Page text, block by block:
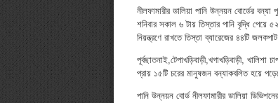
নীলফামারীর ডালিয়া পানি উন্নয়ন বোর্ডের
শনিবার সকাল ৬ টায় তিস্তার পানি বৃদ্ধি পেয়ে
নিয়ন্ত্রণে রাখতে তিস্তা ব্যারেজের ৪৪টি
পূর্বছাতনাই,টেপাখড়িবাড়ী,খগাখড়িবাড়ী,
প্রায় ১৫টি চরের মানুষজন বন্যাকবলিত হয়ে
পানি উন্নয়ন বোর্ড নীলফামারীর ডালিয়া